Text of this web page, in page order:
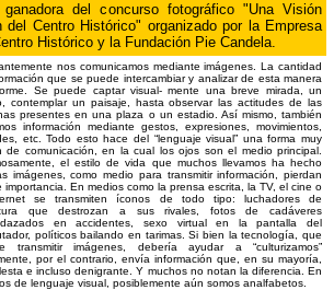
ganadora del concurso fotográfico "Una Visión
del Centro Histórico" organizado por la Empresa
Histórico y la Fundación Pie Candela.
nos comunicamos mediante imágenes. La cantidad
que se puede intercambiar y analizar de esta manera
Se puede captar visual- mente una breve mirada, un
contemplar un paisaje, hasta observar las actitudes de las
presentes en una plaza o un estadio. Así mismo, también
información mediante gestos, expresiones, movimientos,
etc. Todo esto hace del “lenguaje visual” una forma muy
de comunicación, en la cual los ojos son el medio principal.
el estilo de vida que muchos llevamos ha hecho
imágenes, como medio para transmitir información, pierdan
importancia. En medios como la prensa escrita, la TV, el cine o
se transmiten íconos de todo tipo: luchadores de
que destrozan a sus rivales, fotos de cadáveres
en accidentes, sexo virtual en la pantalla del
políticos bailando en tarimas. Si bien la tecnología, que
transmitir imágenes, debería ayudar a “culturizamos”
por el contrario, envía información que, en su mayoría,
e incluso denigrante. Y muchos no notan la diferencia. En
de lenguaje visual, posiblemente aún somos analfabetos.